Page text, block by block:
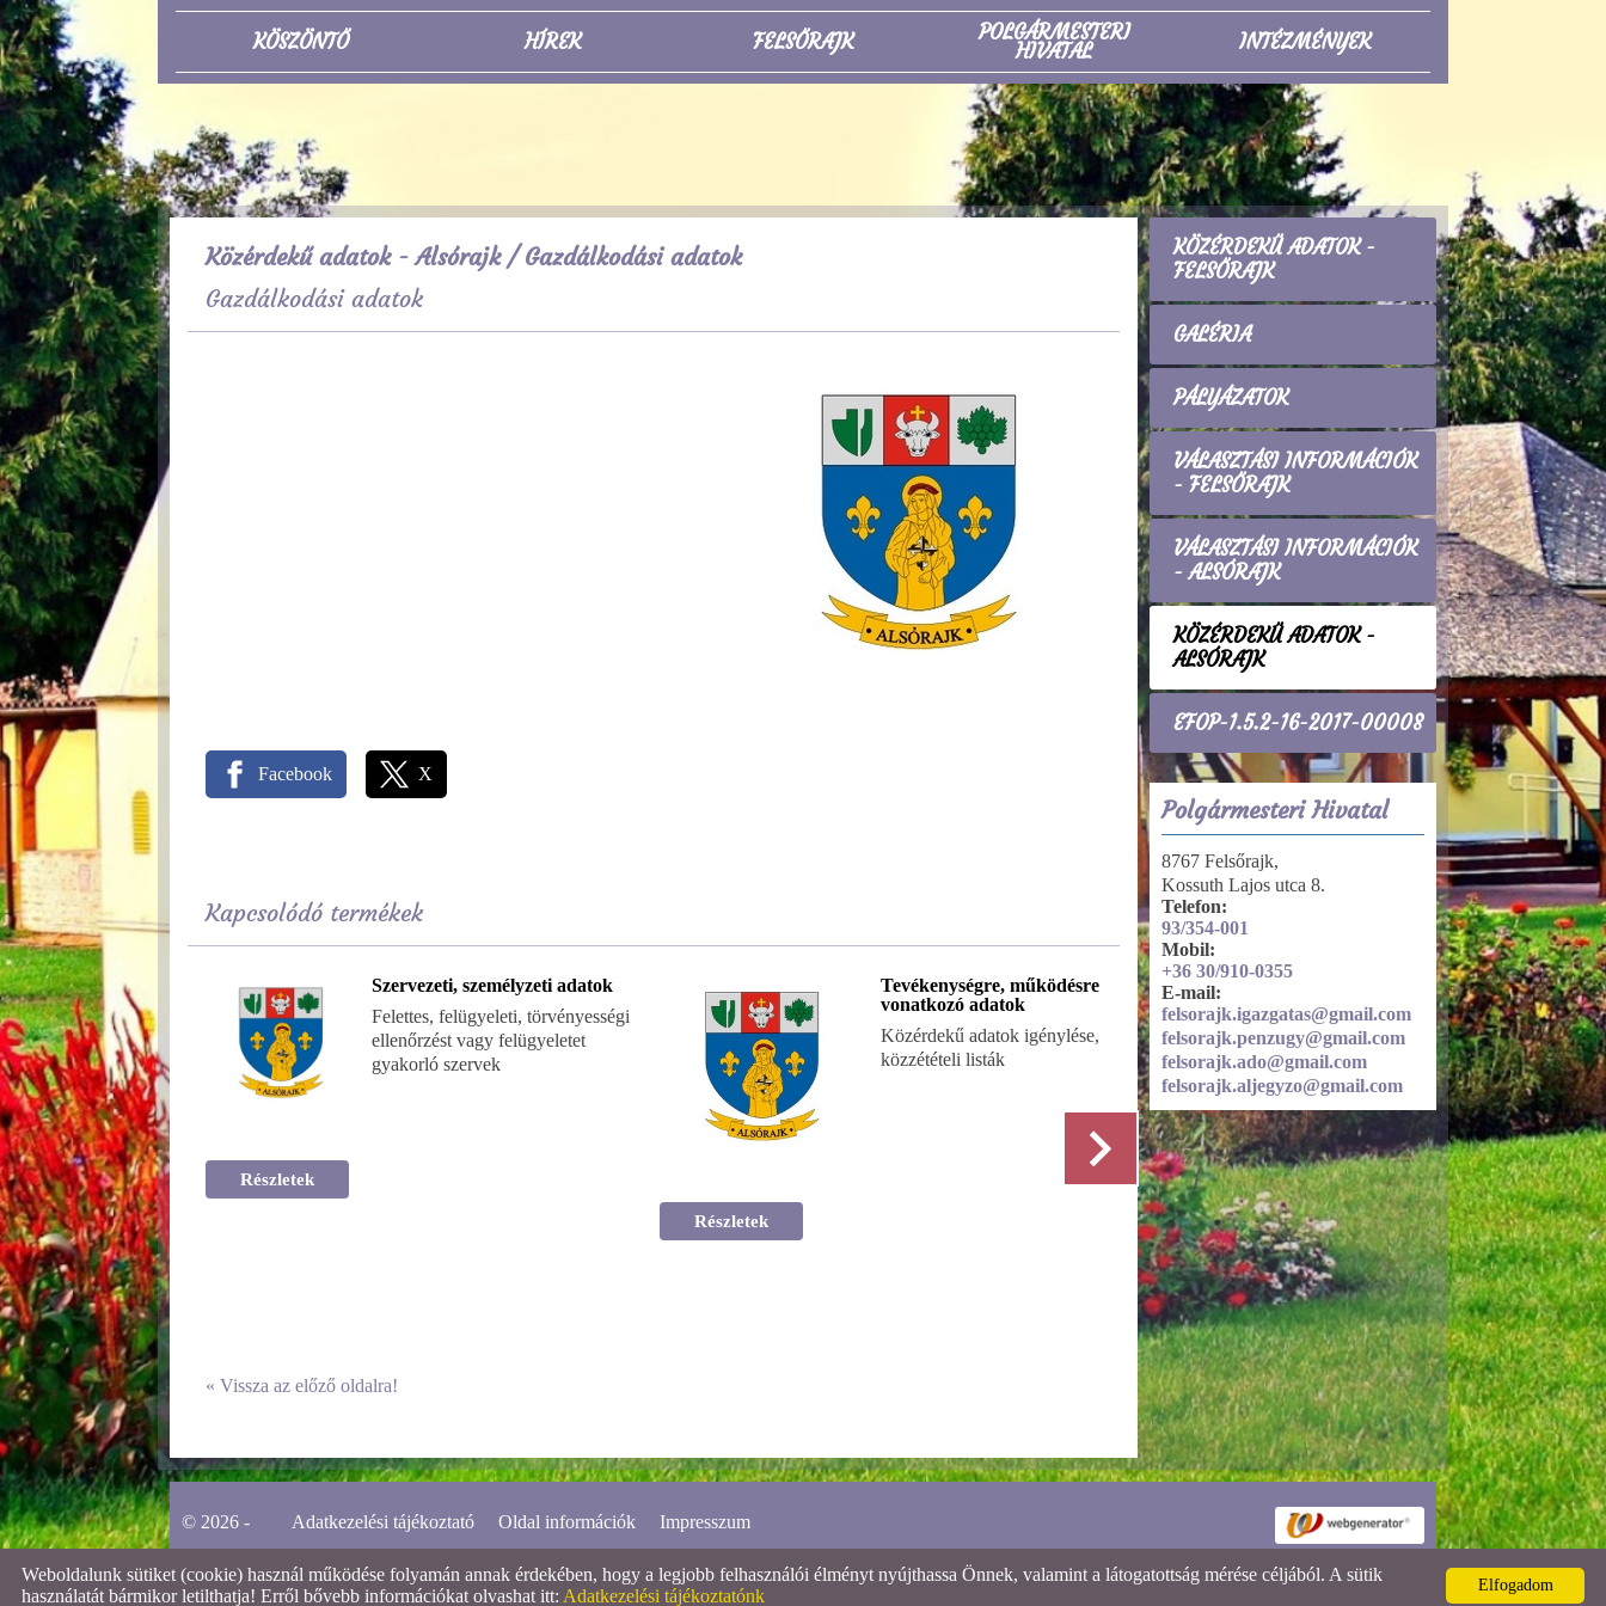
KÖSZÖNTŐ HÍREK FELSŐRAJK POLGÁRMESTERI
HIVATAL INTÉZMÉNYEK
Közérdekű adatok - Alsórajk/ Gazdálkodási adatok
Gazdálkodási adatok
Facebook X
Kapcsolódó termékek
Szervezeti, személyzeti adatok
Felettes, felügyeleti, törvényességi
ellenőrzést vagy felügyeletet
gyakorló szervek
Részletek
Tevékenységre, működésre
vonatkozó adatok
Közérdekű adatok igénylése,
közzétételi listák
Részletek
Tevékenységre, működésre
vonatkozó adatok
Döntéshozatal, ülések
Részletek
« Vissza az előző oldalra!
KÖZÉRDEKŰ ADATOK -
FELSŐRAJK
GALÉRIA
PÁLYÁZATOK
VÁLASZTÁSI INFORMÁCIÓK
- FELSŐRAJK
VÁLASZTÁSI INFORMÁCIÓK
- ALSÓRAJK
KÖZÉRDEKŰ ADATOK -
ALSÓRAJK
EFOP-1.5.2-16-2017-00008
Polgármesteri Hivatal
8767 Felsőrajk,
Kossuth Lajos utca 8.
Telefon:
93/354-001
Mobil:
+36 30/910-0355
E-mail:
felsorajk.igazgatas@gmail.com
felsorajk.penzugy@gmail.com
felsorajk.ado@gmail.com
felsorajk.aljegyzo@gmail.com
© 2026 - Adatkezelési tájékoztató Oldal információk Impresszum
Elfogadom
Weboldalunk sütiket (cookie) használ működése folyamán annak érdekében, hogy a legjobb felhasználói élményt nyújthassa Önnek, valamint a látogatottság mérése céljából. A sütik
használatát bármikor letilthatja! Erről bővebb információkat olvashat itt: Adatkezelési tájékoztatónk